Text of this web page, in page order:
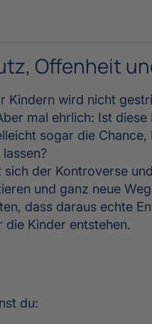
Offenheit
Kindern wird nicht
mal ehrlich: Ist
sogar die
sich der Kontroverse
und ganz neue
dass daraus echte
die Kinder entstehen.
du: